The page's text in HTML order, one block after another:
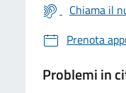
Chiama il
Prenota
Problemi in